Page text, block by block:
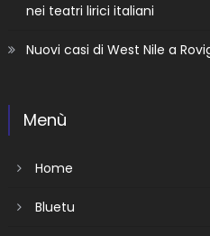
nei teatri lirici italiani
Nuovi casi di West Nile a
Menù
Home
Bluetu